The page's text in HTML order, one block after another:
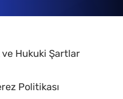
ve Hukuki Şartlar
Politikası